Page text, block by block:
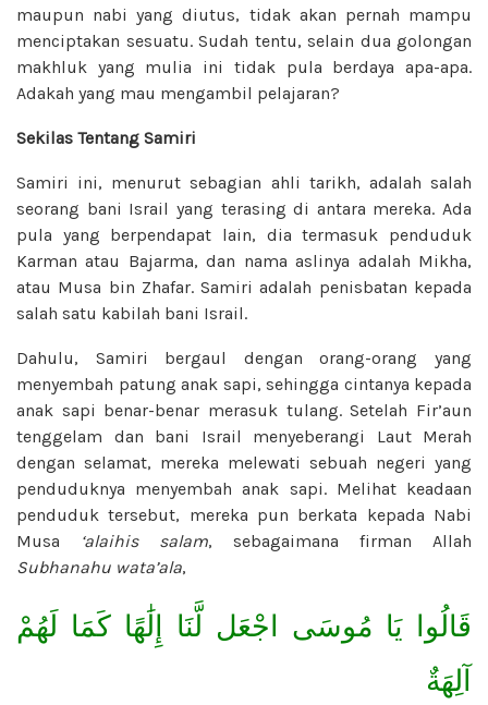
maupun nabi yang diutus, tidak akan pernah mampu
menciptakan sesuatu. Sudah tentu, selain dua golongan
makhluk yang mulia ini tidak pula berdaya apa-apa.
Adakah yang mau mengambil pelajaran?
Sekilas Tentang Samiri
Samiri ini, menurut sebagian ahli tarikh, adalah salah
seorang bani Israil yang terasing di antara mereka. Ada
pula yang berpendapat lain, dia termasuk penduduk
Karman atau Bajarma, dan nama aslinya adalah Mikha,
atau Musa bin Zhafar. Samiri adalah penisbatan kepada
salah satu kabilah bani Israil.
Dahulu, Samiri bergaul dengan orang-orang yang
menyembah patung anak sapi, sehingga cintanya kepada
anak sapi benar-benar merasuk tulang. Setelah Fir’aun
tenggelam dan bani Israil menyeberangi Laut Merah
dengan selamat, mereka melewati sebuah negeri yang
penduduknya menyembah anak sapi. Melihat keadaan
penduduk tersebut, mereka pun berkata kepada Nabi
Musa
‘alaihis salam, sebagaimana firman Allah
Subhanahu wata’ala,
قَالُوا يَا مُوسَى اجْعَل لَّنَا إِلَٰهًا كَمَا لَهُمْ
آلِهَةٌ